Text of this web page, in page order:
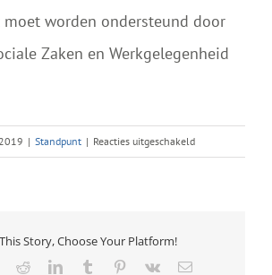
moet worden ondersteund door
Zaken en Werkgelegenheid
| Standpunt | Reacties uitgeschakeldvoor
Story, Choose Your Platform!
RedditLinkedInTumblr Pinterest
Vk
E-